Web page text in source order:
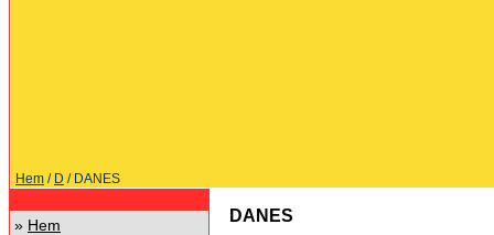
Hem / D / DANES
» Hem
DANES